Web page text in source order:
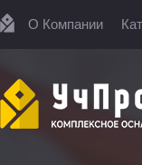
О Компании